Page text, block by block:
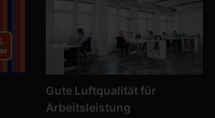
Gute Luftqualität für
Arbeitsleistung